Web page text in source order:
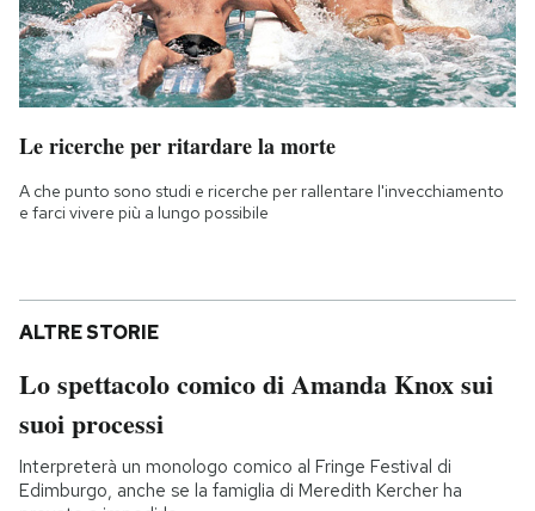
Le ricerche per ritardare la morte
A che punto sono studi e ricerche per rallentare l'invecchiamento
e farci vivere più a lungo possibile
ALTRE STORIE
Lo spettacolo comico di Amanda Knox sui
suoi processi
Interpreterà un monologo comico al Fringe Festival di
Edimburgo, anche se la famiglia di Meredith Kercher ha